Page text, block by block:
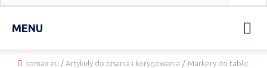
MENU
somax.eu / Artykuły do pisania i korygowania / Markery do tablic